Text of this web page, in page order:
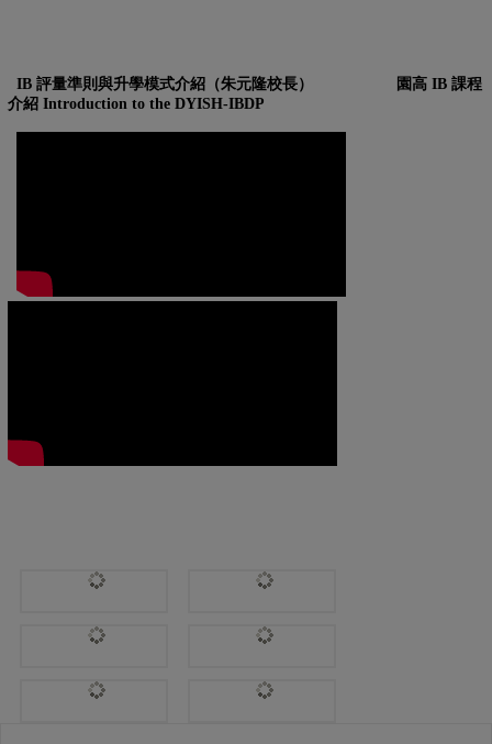
IB 評量準則與升學模式介紹（朱元隆校長）
園高 IB 課程
介紹 Introduction to the DYISH-IBDP